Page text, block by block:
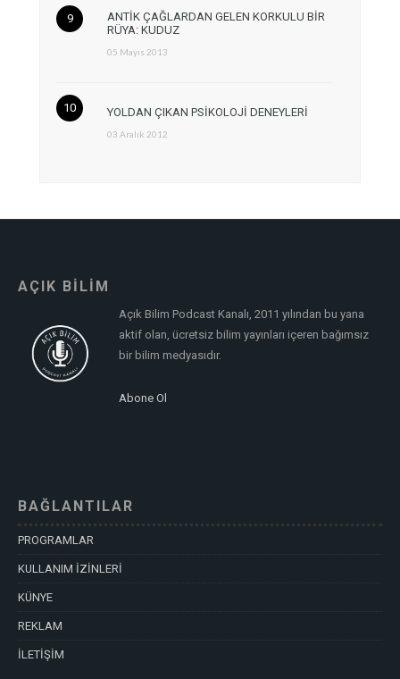
ANTİK ÇAĞLARDAN GELEN KORKULU BİR
RÜYA: KUDUZ
05 Mayıs 2013
YOLDAN ÇIKAN PSİKOLOJİ DENEYLERİ
03 Aralık 2012
AÇIK BİLİM
Açık Bilim Podcast Kanalı, 2011 yılından bu yana
aktif olan, ücretsiz bilim yayınları içeren bağımsız
bir bilim medyasıdır.
Abone Ol
BAĞLANTILAR
PROGRAMLAR
KULLANIM İZİNLERİ
KÜNYE
REKLAM
İLETİŞİM